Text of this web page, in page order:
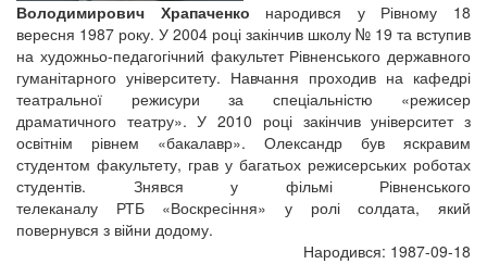
Володимирович Храпаченко народився у Рівному 18
вересня 1987 року. У 2004 році закінчив школу № 19 та вступив
на художньо-педагогічний факультет Рівненського державного
гуманітарного університету. Навчання проходив на кафедрі
театральної режисури за спеціальністю «режисер
драматичного театру». У 2010 році закінчив університет з
освітнім рівнем «бакалавр». Олександр був яскравим
студентом факультету, грав у багатьох режисерських роботах
студентів. Знявся у фільмі Рівненського
телеканалу РТБ «Воскресіння» у ролі солдата, який
повернувся з війни додому.
Народився: 1987-09-18